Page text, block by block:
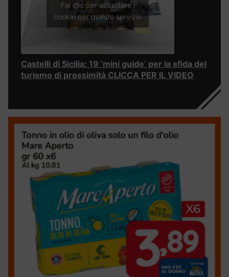
Fai clic per accettare i
cookie per questo servizio
Castelli di Sicilia: 19 ‘mini guide’ per la sfida del
turismo di prossimità CLICCA PER IL VIDEO